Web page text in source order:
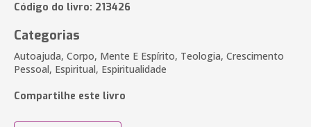
Código do livro: 213426
Categorias
Autoajuda, Corpo, Mente E Espírito, Teologia, Crescimento
Pessoal, Espiritual, Espiritualidade
Compartilhe este livro